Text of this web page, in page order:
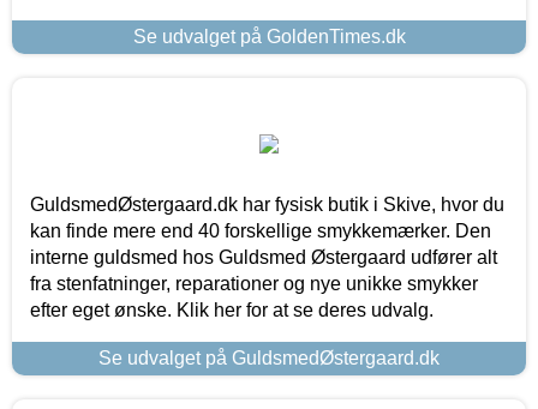
Se udvalget på GoldenTimes.dk
GuldsmedØstergaard.dk har fysisk butik i Skive, hvor du
kan finde mere end 40 forskellige smykkemærker. Den
interne guldsmed hos Guldsmed Østergaard udfører alt
fra stenfatninger, reparationer og nye unikke smykker
efter eget ønske. Klik her for at se deres udvalg.
Se udvalget på GuldsmedØstergaard.dk